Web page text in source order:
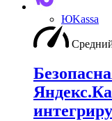
ЮKassa